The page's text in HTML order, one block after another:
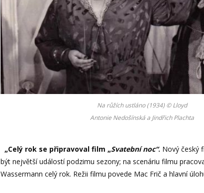
Na růžích ustláno (1934) © Lloyd
Antonie Nedošínská a Jindřich Plachta
„Celý rok se připravoval film „Svatební noc“. Nový český
být největší událostí podzimu sezony; na scenáriu filmu
Wassermann celý rok. Režii filmu povede Mac Frič a hlavní